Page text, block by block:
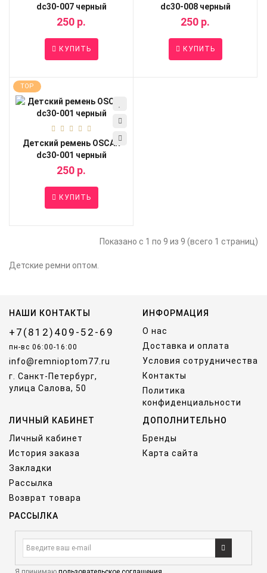
dc30-007 черный
250 р.
КУПИТЬ
dc30-008 черный
250 р.
КУПИТЬ
TOP
Детский ремень OSCAR
dc30-001 черный
250 р.
КУПИТЬ
Показано с 1 по 9 из 9 (всего 1 страниц)
Детские ремни оптом.
НАШИ КОНТАКТЫ
+7(812)409-52-69
пн-вс 06:00-16:00
info@remnioptom77.ru
г. Санкт-Петербург,
улица Салова, 50
ИНФОРМАЦИЯ
О нас
Доставка и оплата
Условия сотрудничества
Контакты
Политика
конфиденциальности
ЛИЧНЫЙ КАБИНЕТ
Личный кабинет
История заказа
Закладки
Рассылка
Возврат товара
ДОПОЛНИТЕЛЬНО
Бренды
Карта сайта
РАССЫЛКА